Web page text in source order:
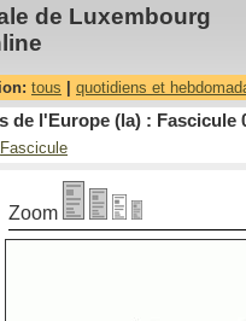
de Luxembourg
tous quotidiens et
de l'Europe (la) : Fascicule
Fascicule
Zoom